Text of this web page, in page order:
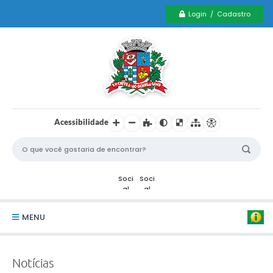
Login / Cadastro
Acessibilidade
MENU
Notícias